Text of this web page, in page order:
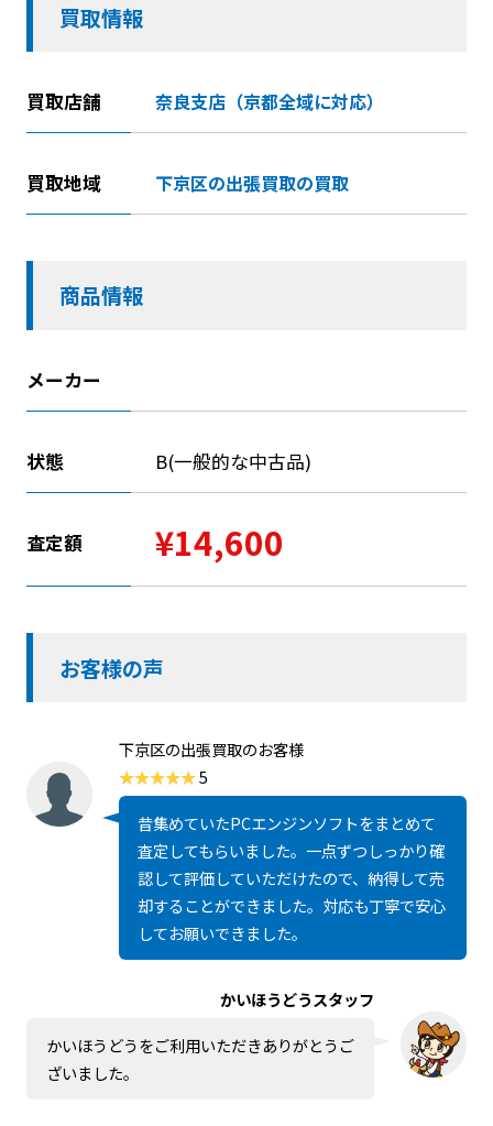
買取情報
買取店舗 奈良支店（京都全域に対応）
買取地域 下京区の出張買取の買取
商品情報
メーカー
状態 B(一般的な中古品)
査定額 ¥14,600
お客様の声
下京区の出張買取のお客様
5
昔集めていたPCエンジンソフトをまとめて
査定してもらいました。一点ずつしっかり確
認して評価していただけたので、納得して売
却することができました。対応も丁寧で安心
してお願いできました。
かいほうどうスタッフ
かいほうどうをご利用いただきありがとうご
ざいました。